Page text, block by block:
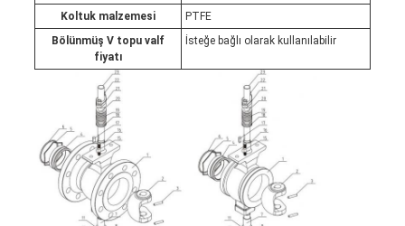
Koltuk malzemesi
PTFE
Bölünmüş V topu valf
fiyatı
İsteğe bağlı olarak kullanılabilir